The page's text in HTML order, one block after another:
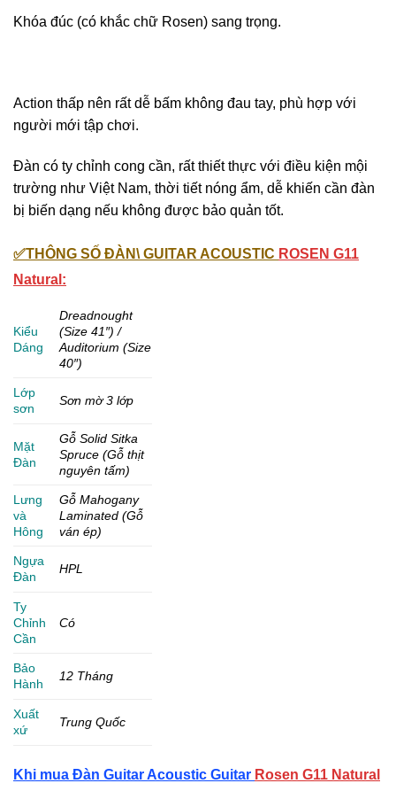
Khóa đúc (có khắc chữ Rosen) sang trọng.
Action thấp nên rất dễ bấm không đau tay, phù hợp với
người mới tập chơi.
Đàn có ty chỉnh cong cần, rất thiết thực với điều kiện mội
trường như Việt Nam, thời tiết nóng ẩm, dễ khiến cần đàn
bị biến dạng nếu không được bảo quản tốt.
✅THÔNG SỐ ĐÀN\ GUITAR ACOUSTIC ROSEN G11
Natural:
Kiểu
Dáng
Dreadnought
(Size 41″) /
Auditorium (Size
40″)
Lớp
sơn
Sơn mờ 3 lớp
Mặt
Đàn
Gỗ Solid Sitka
Spruce (Gỗ thịt
nguyên tấm)
Lưng
và
Hông
Gỗ Mahogany
Laminated (Gỗ
ván ép)
Ngựa
Đàn
HPL
Ty
Chỉnh
Cần
Có
Bảo
Hành
12 Tháng
Xuất
xứ
Trung Quốc
Khi mua Đàn Guitar Acoustic Guitar Rosen G11 Natural